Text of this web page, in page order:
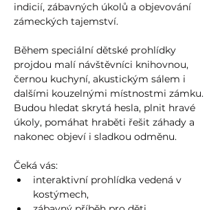
indicií, zábavných úkolů a objevování
zámeckých tajemství.
Během speciální dětské prohlídky
projdou malí návštěvníci knihovnou,
černou kuchyní, akustickým sálem i
dalšími kouzelnými místnostmi zámku.
Budou hledat skrytá hesla, plnit hravé
úkoly, pomáhat hraběti řešit záhady a
nakonec objeví i sladkou odměnu.
Čeká vás:
interaktivní prohlídka vedená v
kostýmech,